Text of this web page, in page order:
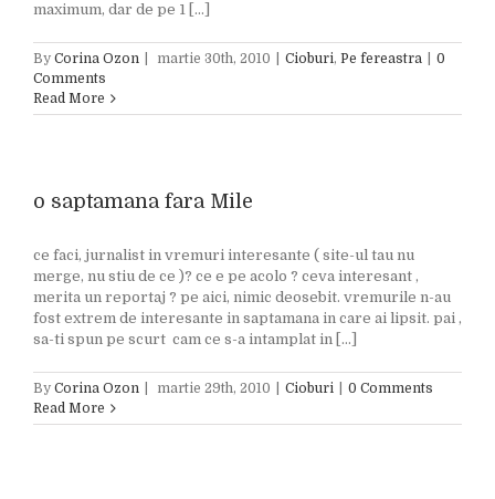
maximum, dar de pe 1 [...]
By Corina Ozon martie 30th, 2010 Cioburi, Pe fereastra
0
Comments
Read More
o saptamana fara Mile
ce faci, jurnalist in vremuri interesante ( site-ul tau nu
merge, nu stiu de ce )? ce e pe acolo ? ceva interesant ,
merita un reportaj ? pe aici, nimic deosebit. vremurile n-au
fost extrem de interesante in saptamana in care ai lipsit. pai ,
sa-ti spun pe scurt cam ce s-a intamplat in [...]
By Corina Ozon martie 29th, 2010 Cioburi
0 Comments
Read More